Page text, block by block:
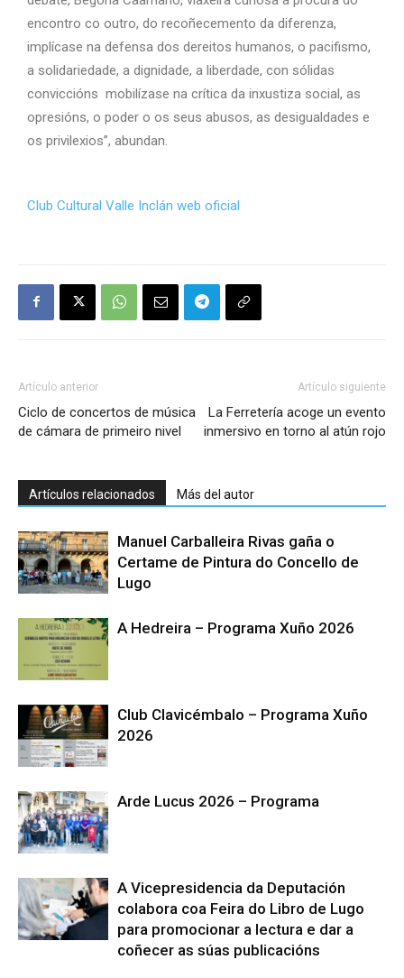
encontro co outro, do recoñecemento da diferenza,
implícase na defensa dos dereitos humanos, o pacifismo,
a solidariedade, a dignidade, a liberdade, con sólidas
conviccións mobilízase na crítica da inxustiza social, as
opresións, o poder o os seus abusos, as desigualdades e
os privilexios”, abundan.
Club Cultural Valle Inclán web oficial
Artículo anterior
Ciclo de concertos de música
de cámara de primeiro nivel
Artículo siguiente
La Ferretería acoge un evento
inmersivo en torno al atún rojo
Artículos relacionados Más del autor
Manuel Carballeira Rivas gaña o
Certame de Pintura do Concello de
Lugo
A Hedreira – Programa Xuño 2026
Club Clavicémbalo – Programa Xuño
2026
Arde Lucus 2026 – Programa
A Vicepresidencia da Deputación
colabora coa Feira do Libro de Lugo
para promocionar a lectura e dar a
coñecer as súas publicacións